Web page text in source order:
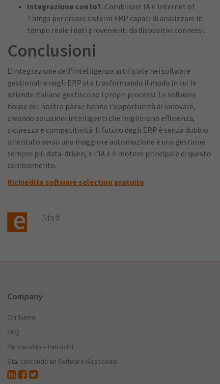
Integrazione con IoT: Combinare IA e Internet of
Things per creare sistemi ERP capaci di analizzare in
tempo reale i dati provenienti da dispositivi connessi.
Conclusioni
L’integrazione dell’intelligenza artificiale nei software
gestionali e negli ERP sta trasformando il modo in cui le
aziende italiane gestiscono i propri processi. Le software
house del nostro paese hanno l’opportunità di innovare,
creando soluzioni intelligenti che migliorano efficienza,
sicurezza e competitività. Il futuro degli ERP è senza dubbio
orientato verso una maggiore automazione e una gestione
sempre più data-driven, e l’IA è il motore principale di questo
cambiamento.
Richiedi la software selection gratuita
Staff
Company
Chi Siamo
FAQ
Partnership – Patrocini
Stai cercando un Software Gestionale